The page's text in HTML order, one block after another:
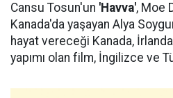
Cansu Tosun'un 'Havva', Moe
Kanada'da yaşayan Alya
hayat vereceği Kanada,
yapımı olan film, İngilizce ve